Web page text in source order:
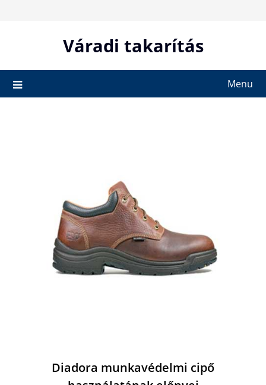
Váradi takarítás
Menu
Diadora munkavédelmi cipő